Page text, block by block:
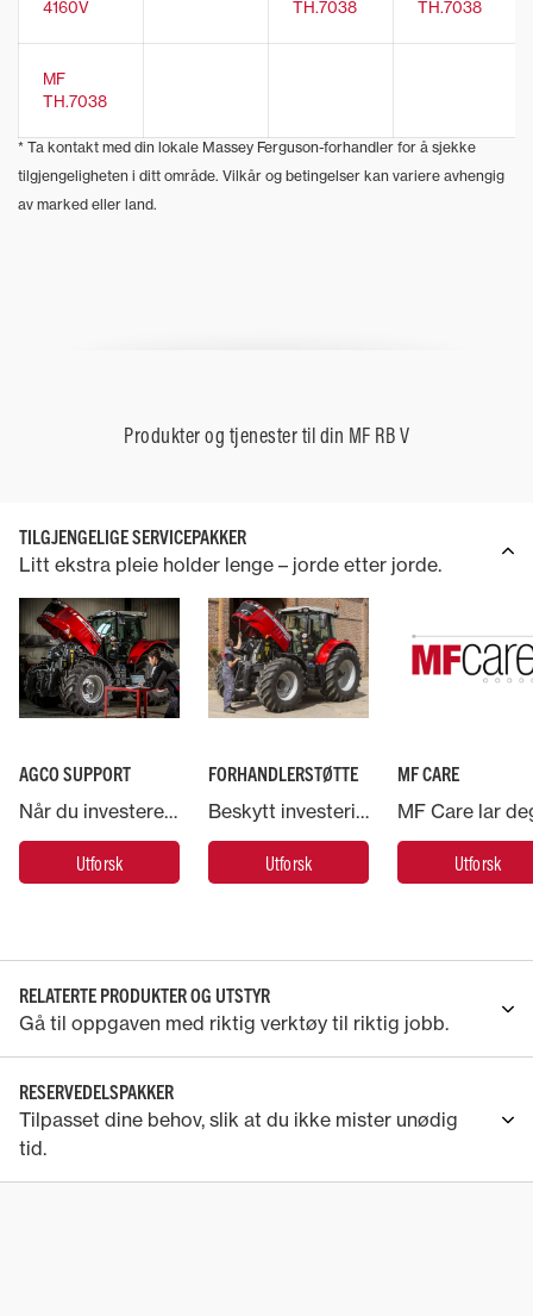
4160V TH.7038 TH.7038
MF
TH.7038
* Ta kontakt med din lokale Massey Ferguson-forhandler for å sjekke
tilgjengeligheten i ditt område. Vilkår og betingelser kan variere avhengig
av marked eller land.
Produkter og tjenester til din MF RB V
TILGJENGELIGE SERVICEPAKKER
Litt ekstra pleie holder lenge – jorde etter jorde.
AGCO SUPPORT
Når du investerer i en Massey Ferguson-maskin, har du støtte fra AGCO – verdens største leverandør av landbruksmaskiner.
Utforsk
FORHANDLERSTØTTE
Beskytt investeringen i Massey Ferguson-maskinen og la ekspertene ta hånd om den
Utforsk
MF CARE
Utforsk
RELATERTE PRODUKTER OG UTSTYR
Gå til oppgaven med riktig verktøy til riktig jobb.
RESERVEDELSPAKKER
Tilpasset dine behov, slik at du ikke mister unødig
tid.